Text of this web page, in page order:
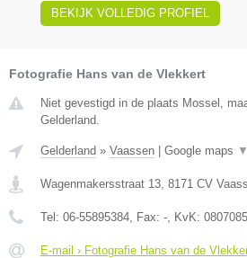
BEKIJK VOLLEDIG PROFIEL
Fotografie Hans van de Vlekkert
Niet gevestigd in de plaats Mossel,
Gelderland.
Gelderland » Vaassen Google maps ▼
Wagenmakersstraat 13, 8171 CV
Tel: 06-55895384, Fax: -, KvK:
E-mail › Fotografie Hans van de